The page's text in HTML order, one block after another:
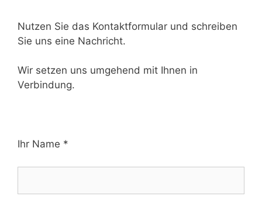
Nutzen Sie das Kontaktformular und schreiben
Sie uns eine Nachricht.
Wir setzen uns umgehend mit Ihnen in
Verbindung.
Ihr Name *